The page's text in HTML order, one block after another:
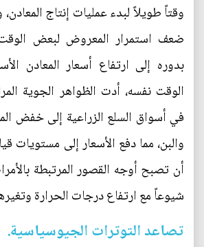
وقتاً طويلاً لبدء عمليات إنتاج
ضعف استمرار المعروض لبعض
بدوره إلى ارتفاع أسعار المعادن
الوقت نفسه، أدت الظواهر الجوية
في أسواق السلع الزراعية إلى خفض
والبن، مما دفع الأسعار إلى مستويات
أن تصبح أوجه القصور المرتبطة
شيوعاً مع ارتفاع درجات الحرارة
تصاعد التوترات الجيوسياسية.